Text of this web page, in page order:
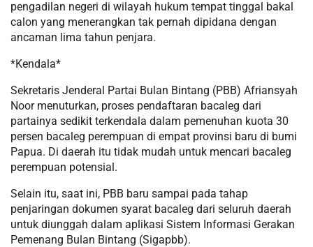
pengadilan negeri di wilayah hukum tempat tinggal bakal
calon yang menerangkan tak pernah dipidana dengan
ancaman lima tahun penjara.
*Kendala*
Sekretaris Jenderal Partai Bulan Bintang (PBB) Afriansyah
Noor menuturkan, proses pendaftaran bacaleg dari
partainya sedikit terkendala dalam pemenuhan kuota 30
persen bacaleg perempuan di empat provinsi baru di bumi
Papua. Di daerah itu tidak mudah untuk mencari bacaleg
perempuan potensial.
Selain itu, saat ini, PBB baru sampai pada tahap
penjaringan dokumen syarat bacaleg dari seluruh daerah
untuk diunggah dalam aplikasi Sistem Informasi Gerakan
Pemenang Bulan Bintang (Sigapbb).